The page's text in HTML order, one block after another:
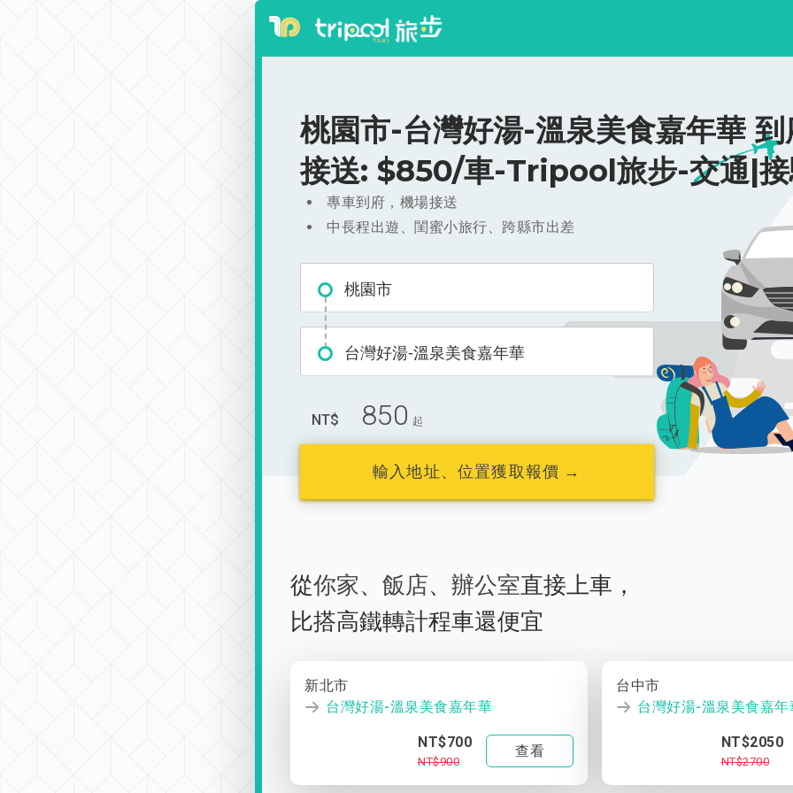
桃園市-台灣好湯-溫泉美食嘉年華
接送: $850/車-Tripool旅步-交通|
專車到府，機場接送
中長程出遊、閨蜜小旅行、跨縣市出差
桃園市
台灣好湯-溫泉美食嘉年華
NT$ 850 起
輸入地址、位置獲取報價 →
從你家、 飯店、 辦公室直接上車，
比搭高鐵轉計程車還便宜
新北市
台灣好湯-溫泉美食嘉年華
NT$700
NT$900
查看
台中市
台灣好湯-溫泉美食嘉年
NT$2050
NT$2700